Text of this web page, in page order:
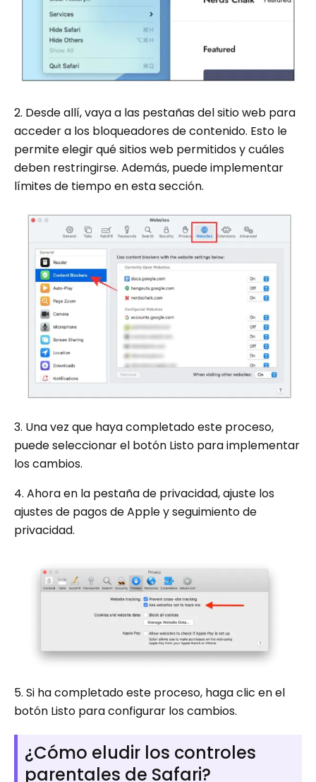
2. Desde allí, vaya a las pestañas del sitio web para
acceder a los bloqueadores de contenido. Esto le
permite elegir qué sitios web permitidos y cuáles
deben restringirse. Además, puede implementar
límites de tiempo en esta sección.
3. Una vez que haya completado este proceso,
puede seleccionar el botón Listo para implementar
los cambios.
4. Ahora en la pestaña de privacidad, ajuste los
ajustes de pagos de Apple y seguimiento de
privacidad.
5. Si ha completado este proceso, haga clic en el
botón Listo para configurar los cambios.
¿Cómo eludir los controles
parentales de Safari?